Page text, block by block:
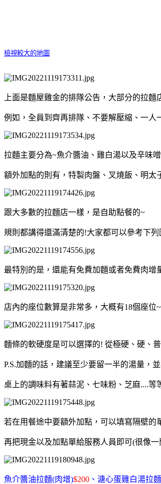
檢視較大的地圖
上面是麵屋雞金的排隊公告，大部分的拉麵
例如，全員到齊再排隊、不要解壓縮、一人
拉麵主要分為~魚介醬油、雞白湯以及辛味噌
額外加點的則有，特製肉盤、叉燒飯、明太
跟大多數的拉麵店一樣，是自助點餐的~
規則都講得還滿清楚的!大家都可以參考下列
最特別的是，還能有免費加麵或者免費肉增
店內的座位數算是非常多，大概有18個座
麵條的軟硬度是可以選擇的! 從極硬、硬、普
P.S.加麵的話，建議至少要留一半的湯量，
桌上的調味料有著蒜泥、七味粉、芝麻....等
若在用餐途中要額外加點，可以填寫隔壁的
再把現金以及加點單給服務人員即可(很像一
魚介醬油拉麵(肉增)$200 、溏心蛋雞白湯拉